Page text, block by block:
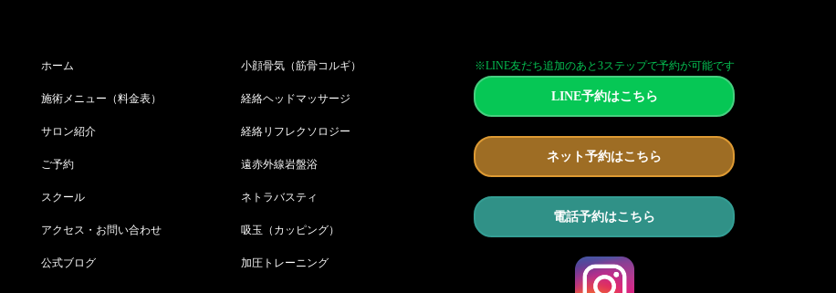
ホーム
施術メニュー（料金表）
サロン紹介
ご予約
スクール
アクセス・お問い合わせ
公式ブログ
小顔骨気（筋骨コルギ）
経絡ヘッドマッサージ
経絡リフレクソロジー
遠赤外線岩盤浴
ネトラバスティ
吸玉（カッピング）
加圧トレーニング
※LINE友だち追加のあと3ステップで予約が可能です
LINE予約はこちら
ネット予約はこちら
電話予約はこちら